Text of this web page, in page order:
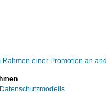
einer Promotion an